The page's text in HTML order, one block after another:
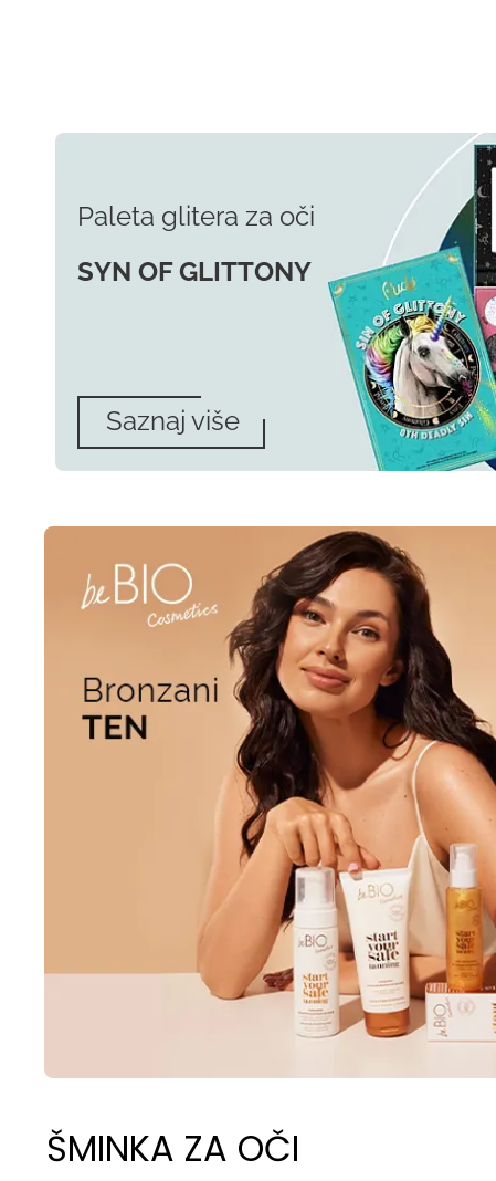
Paleta glitera za oči
SYN OF GLITTONY
Saznaj više
ŠMINKA ZA OČI